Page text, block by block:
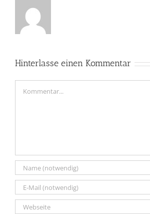
Hinterlasse einen Kommentar